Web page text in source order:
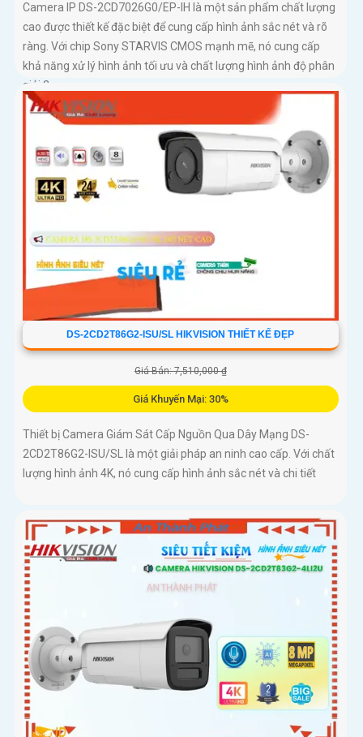
Camera IP DS-2CD7026G0/EP-IH là một sản phẩm chất lượng
cao được thiết kế đặc biệt để cung cấp hình ảnh sắc nét và rõ
ràng. Với chip Sony STARVIS CMOS mạnh mẽ, nó cung cấp
khả năng xử lý hình ảnh tối ưu và chất lượng hình ảnh độ phân
giải 2
DS-2CD2T86G2-ISU/SL HIKVISION THIẾT KẾ ĐẸP
Giá Bán: 7,510,000 ₫
Giá Khuyến Mại: 30%
Thiết bị Camera Giám Sát Cấp Nguồn Qua Dây Mạng DS-
2CD2T86G2-ISU/SL là một giải pháp an ninh cao cấp. Với chất
lượng hình ảnh 4K, nó cung cấp hình ảnh sắc nét và chi tiết